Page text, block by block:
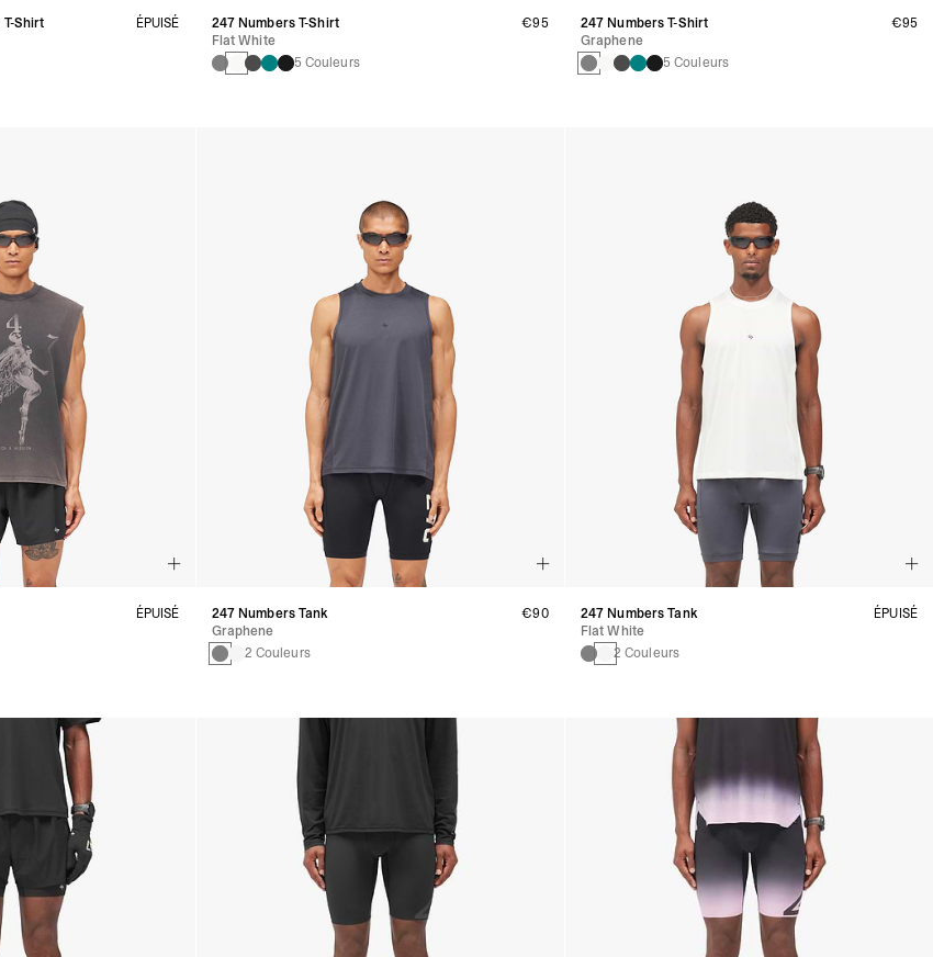
Shirt
ÉPUISÉ
247 Numbers T-Shirt
Flat White
5 Couleurs
€95
247 Numbers T-Shirt
Graphene
5 Couleurs
€95
ÉPUISÉ
247 Numbers Tank
Graphene
2 Couleurs
€90
247 Numbers Tank
Flat White
2 Couleurs
ÉPUISÉ